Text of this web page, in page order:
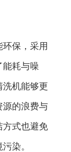
洗机
工作
保，采用
能耗与噪
机能够更
源的浪费与
方式也避免
染。